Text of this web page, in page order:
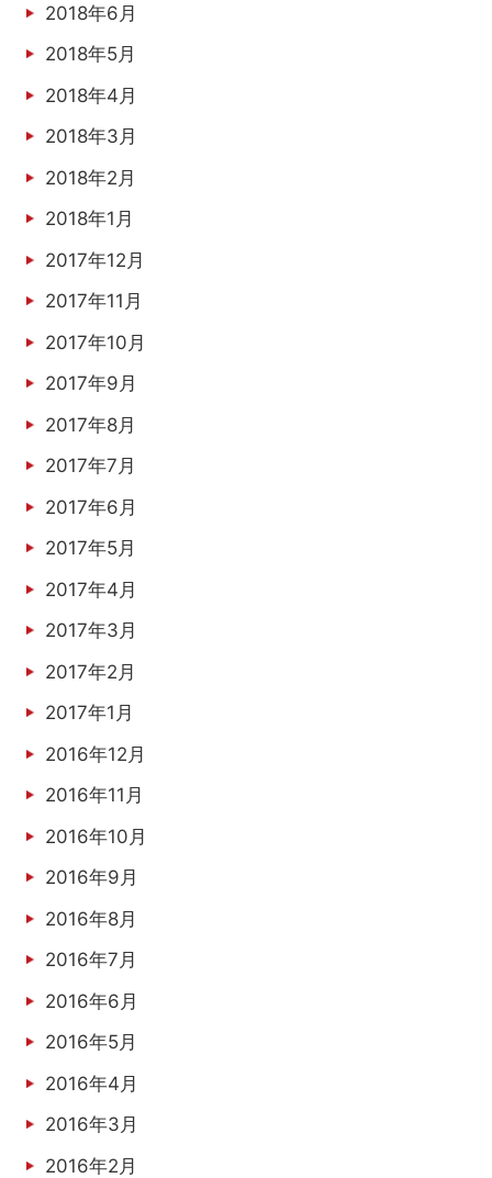
2018年6月
2018年5月
2018年4月
2018年3月
2018年2月
2018年1月
2017年12月
2017年11月
2017年10月
2017年9月
2017年8月
2017年7月
2017年6月
2017年5月
2017年4月
2017年3月
2017年2月
2017年1月
2016年12月
2016年11月
2016年10月
2016年9月
2016年8月
2016年7月
2016年6月
2016年5月
2016年4月
2016年3月
2016年2月